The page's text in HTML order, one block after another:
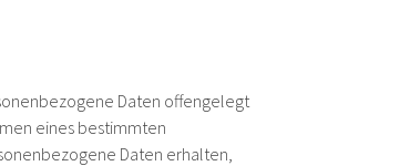
Daten offengelegt
eines bestimmten
Daten erhalten,